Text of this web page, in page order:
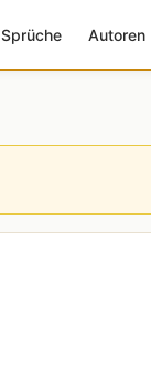
Sprüche Autoren